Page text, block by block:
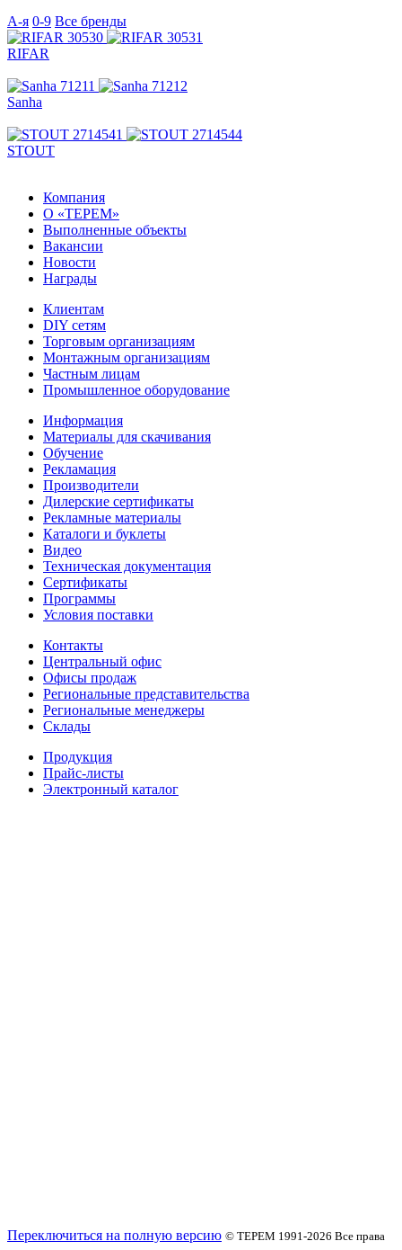
А-я 0-9 Все бренды
RIFAR
Sanha
STOUT
Компания
О «ТЕРЕМ»
Выполненные объекты
Вакансии
Новости
Награды
Клиентам
DIY сетям
Торговым организациям
Монтажным организациям
Частным лицам
Промышленное оборудование
Информация
Материалы для скачивания
Обучение
Рекламация
Производители
Дилерские сертификаты
Рекламные материалы
Каталоги и буклеты
Видео
Техническая документация
Сертификаты
Программы
Условия поставки
Контакты
Центральный офис
Офисы продаж
Региональные представительства
Региональные менеджеры
Склады
Продукция
Прайс-листы
Электронный каталог
Переключиться на полную версию © ТЕРЕМ 1991-2026 Все права